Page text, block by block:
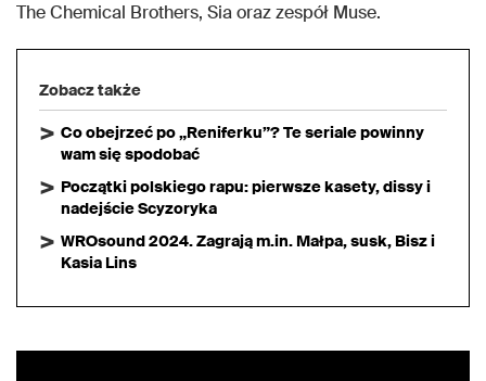
The Chemical Brothers, Sia oraz zespół Muse.
Zobacz także
Co obejrzeć po „Reniferku”? Te seriale powinny
wam się spodobać
Początki polskiego rapu: pierwsze kasety, dissy i
nadejście Scyzoryka
WROsound 2024. Zagrają m.in. Małpa, susk, Bisz i
Kasia Lins